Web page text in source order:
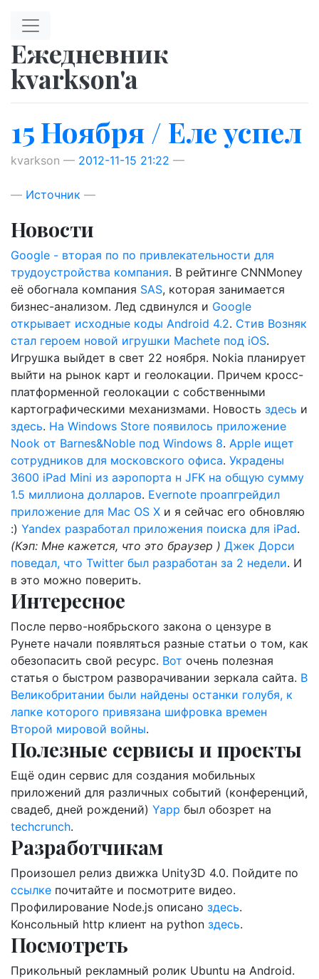
Ежедневник
kvarkson'a
15 Ноября / Еле успел
kvarkson 2012-11-15 21:22
Источник
Новости
Google - вторая по по привлекательности для
трудоустройства компания. В рейтинге CNNMoney
её обогнала компания SAS, которая занимается
бизнес-анализом. Лед сдвинулся и Google
открывает исходные коды Android 4.2. Стив Возняк
стал героем новой игрушки Machete под iOS.
Игрушка выйдет в свет 22 ноября. Nokia планирует
выйти на рынок карт и геолокации. Причем кросс-
платформенной геолокации с собственными
картографическими механизмами. Новость здесь и
здесь. На Windows Store появилось приложение
Nook от Barnes&Noble под Windows 8. Apple ищет
сотрудников для московского офиса. Украдены
3600 iPad Mini из аэропорта н JFK на общую сумму
1.5 миллиона долларов. Evernote проапгрейдил
приложение для Mac OS X и я сейчас его обновляю
:) Yandex разработал приложения поиска для iPad.
(Кэп: Мне кажется, что это браузер ) Джек Дорси
поведал, что Twitter был разработан за 2 недели. И
в это можно поверить.
Интересное
После перво-ноябрьского закона о цензуре в
Рунете начали появляться разные статьи о том, как
обезопасить свой ресурс. Вот очень полезная
статья о быстром разворачивании зеркала сайта. В
Великобритании были найдены останки голубя, к
лапке которого привязана шифровка времен
Второй мировой войны.
Полезные сервисы и проекты
Ещё один сервис для создания мобильных
приложений для различных событий (конференций,
свадеб, дней рождений) Yapp был обозрет на
techсrunch.
Разработчикам
Произошел релиз движка Unity3D 4.0. Пойдите по
ссылке почитайте и посмотрите видео.
Профилирование Node.js описано здесь.
Консольный http клиент на python здесь.
Посмотреть
Прикольный рекламный ролик Ubuntu на Android.